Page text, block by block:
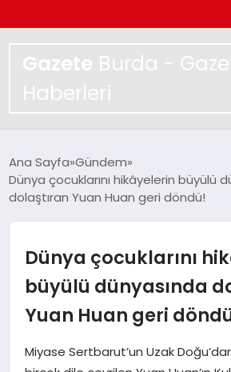
Gazete Burda -
Haberleri
SPOR
EKONOMI
TEKNOLOJI
Ana Sayfa Gündem
Dünya çocuklarını hikâyelerin büyülü
dolaştıran Yuan Huan geri döndü!
Dünya çocuklarını
büyülü dünyasında
Yuan Huan geri
Miyase Sertbarut’un Uzak